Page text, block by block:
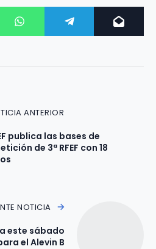
ANTERIOR
publica las bases de
de 3ª RFEF con 18
NOTICIA
este sábado
el Alevin B